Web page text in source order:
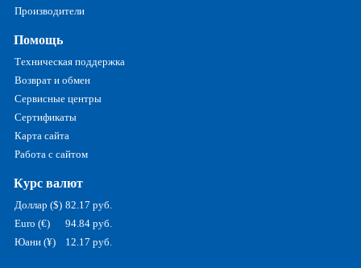
Производители
Помощь
Техническая поддержка
Возврат и обмен
Сервисные центры
Сертификаты
Карта сайта
Работа с сайтом
Курс валют
Доллар ($) 82.17 руб.
Euro (€)
94.84 руб.
Юани (¥)
12.17 руб.